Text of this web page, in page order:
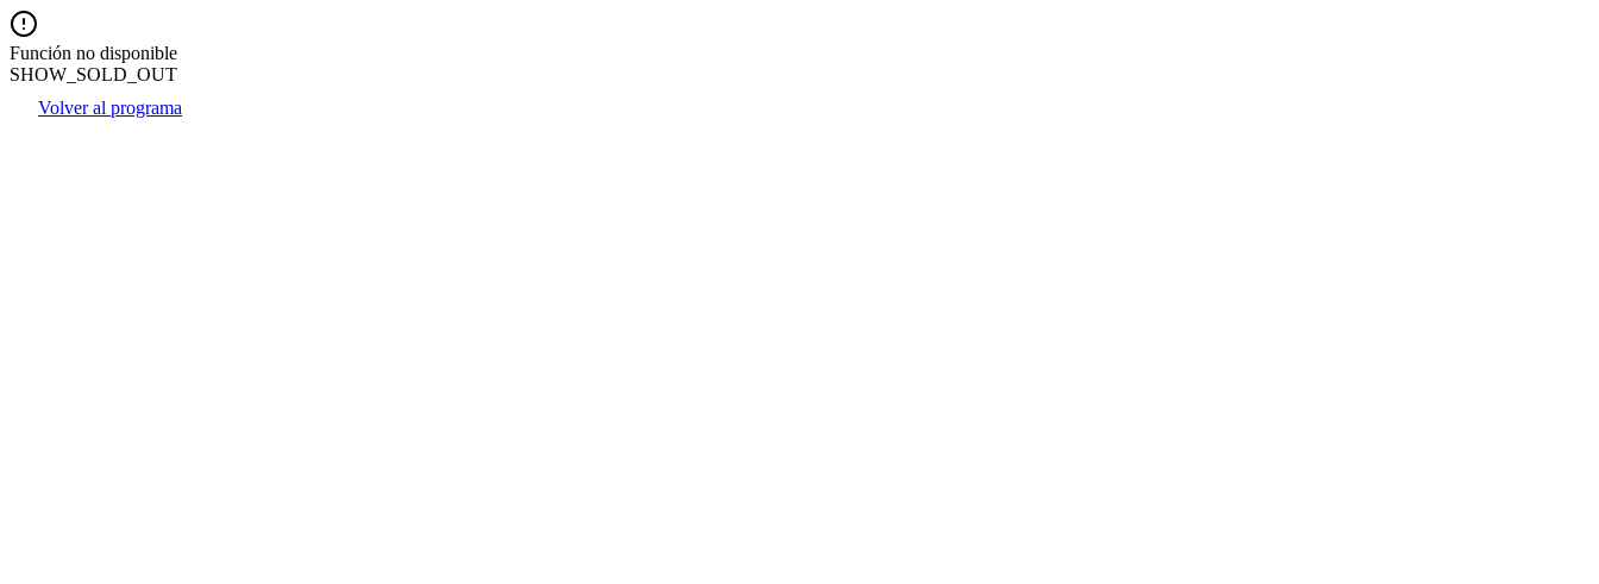
Función no disponible
SHOW_SOLD_OUT
Volver al programa